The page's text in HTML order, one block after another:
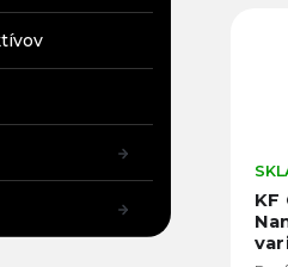
KF Concept
variabilný ND2-
Kód:
KF
Na